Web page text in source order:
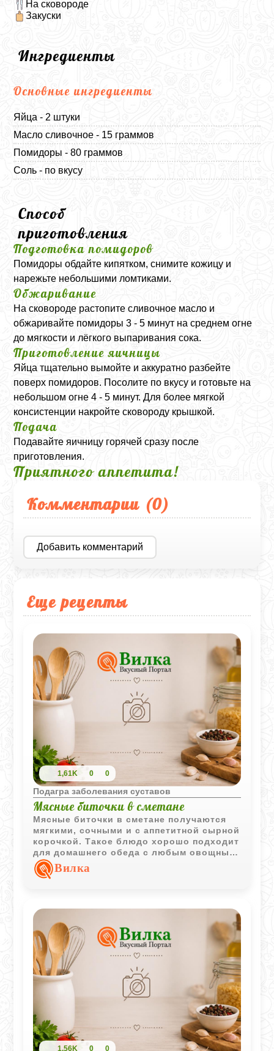
На сковороде
Закуски
Ингредиенты
Основные ингредиенты
Яйца - 2 штуки
Масло сливочное - 15 граммов
Помидоры - 80 граммов
Соль - по вкусу
Способ
приготовления
Подготовка помидоров
Помидоры обдайте кипятком, снимите кожицу и
нарежьте небольшими ломтиками.
Обжаривание
На сковороде растопите сливочное масло и
обжаривайте помидоры 3 - 5 минут на среднем огне
до мягкости и лёгкого выпаривания сока.
Приготовление яичницы
Яйца тщательно вымойте и аккуратно разбейте
поверх помидоров. Посолите по вкусу и готовьте на
небольшом огне 4 - 5 минут. Для более мягкой
консистенции накройте сковороду крышкой.
Подача
Подавайте яичницу горячей сразу после
приготовления.
Приятного аппетита!
Комментарии (0)
Добавить комментарий
Еще рецепты
1,61K 0 0
Подагра заболевания суставов
Мясные биточки в сметане
Мясные биточки в сметане получаются
мягкими, сочными и с аппетитной сырной
корочкой. Такое блюдо хорошо подходит
для домашнего обеда с любым овощным
гарниром.
Вилка
1,56K 0 0